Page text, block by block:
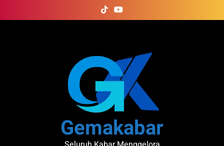
to
Gemakabar